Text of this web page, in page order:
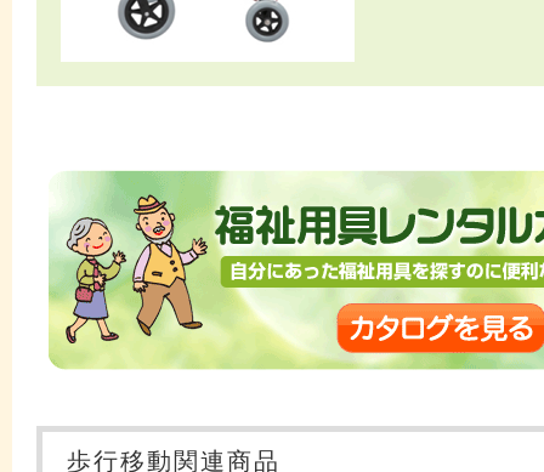
歩行移動関連商品